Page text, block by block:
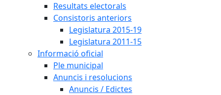
Resultats electorals
Consistoris anteriors
Legislatura 2015-19
Legislatura 2011-15
Informació oficial
Ple municipal
Anuncis i resolucions
Anuncis / Edictes